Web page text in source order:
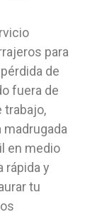
para
de
fuera de
trabajo,
madrugada
en medio
rápida y
tu